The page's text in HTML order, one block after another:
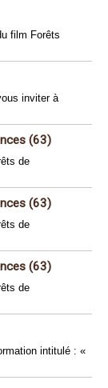
film Forêts
inviter à
(63)
de
(63)
de
(63)
de
intitulé : «